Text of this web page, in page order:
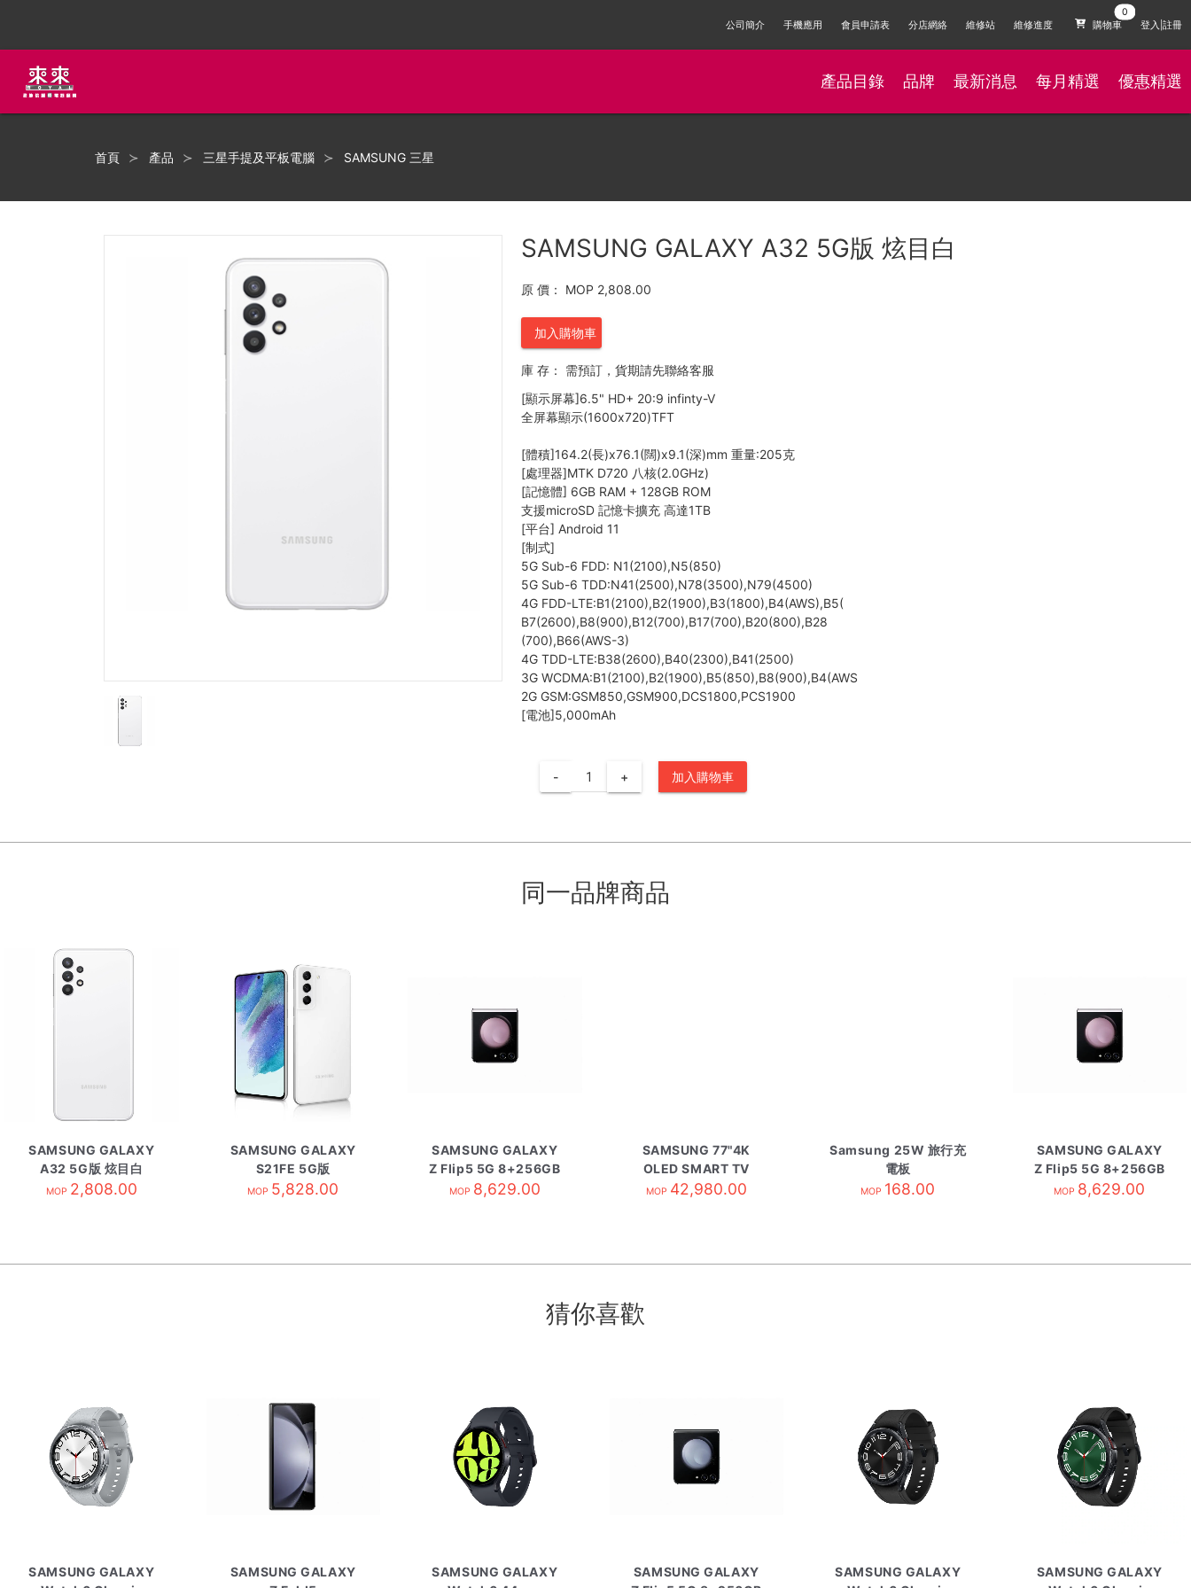
公司簡介 手機應用 會員申請表 分店網絡 維修站 維修進度 購物車 登入|註冊
產品目錄 品牌 最新消息 每月精選 優惠精選
首頁 產品 三星手提及平板電腦 SAMSUNG 三星
SAMSUNG GALAXY A32 5G版 炫目白
原 價： MOP 2,808.00
加入購物車
庫 存：
需預訂，貨期請先聯絡客服
[顯示屏幕]6.5" HD+ 20:9 infinty-V
全屏幕顯示(1600x720)TFT
[體積]164.2(長)x76.1(闊)x9.1(深)mm 重量:205克
[處理器]MTK D720 八核(2.0GHz)
[記憶體] 6GB RAM + 128GB ROM
支援microSD 記憶卡擴充 高達1TB
[平台] Android 11
[制式]
5G Sub-6 FDD: N1(2100),N5(850)
5G Sub-6 TDD:N41(2500),N78(3500),N79(4500)
4G FDD-LTE:B1(2100),B2(1900),B3(1800),B4(AWS),B5(
B7(2600),B8(900),B12(700),B17(700),B20(800),B28
(700),B66(AWS-3)
4G TDD-LTE:B38(2600),B40(2300),B41(2500)
3G WCDMA:B1(2100),B2(1900),B5(850),B8(900),B4(AWS
2G GSM:GSM850,GSM900,DCS1800,PCS1900
[電池]5,000mAh
- + 加入購物車
同一品牌商品
SAMSUNG GALAXY
A32 5G版 炫目白
MOP 2,808.00
SAMSUNG GALAXY
S21FE 5G版
8+256GB 陶瓷
MOP 5,828.00
SAMSUNG GALAXY
Z Flip5 5G 8+256GB
淡藤紫
MOP 8,629.00
SAMSUNG 77"4K
OLED SMART TV
QA77S85HAEXZK
MOP 42,980.00
Samsung 25W 旅行充
電板
MOP 168.00
SAMSUNG GALAXY
Z Flip5 5G 8+256GB
淡藤紫
MOP 8,629.00
猜你喜歡
SAMSUNG GALAXY
SAMSUNG GALAXY
SAMSUNG GALAXY
SAMSUNG GALAXY
SAMSUNG GALAXY
SAMSUNG GALAXY